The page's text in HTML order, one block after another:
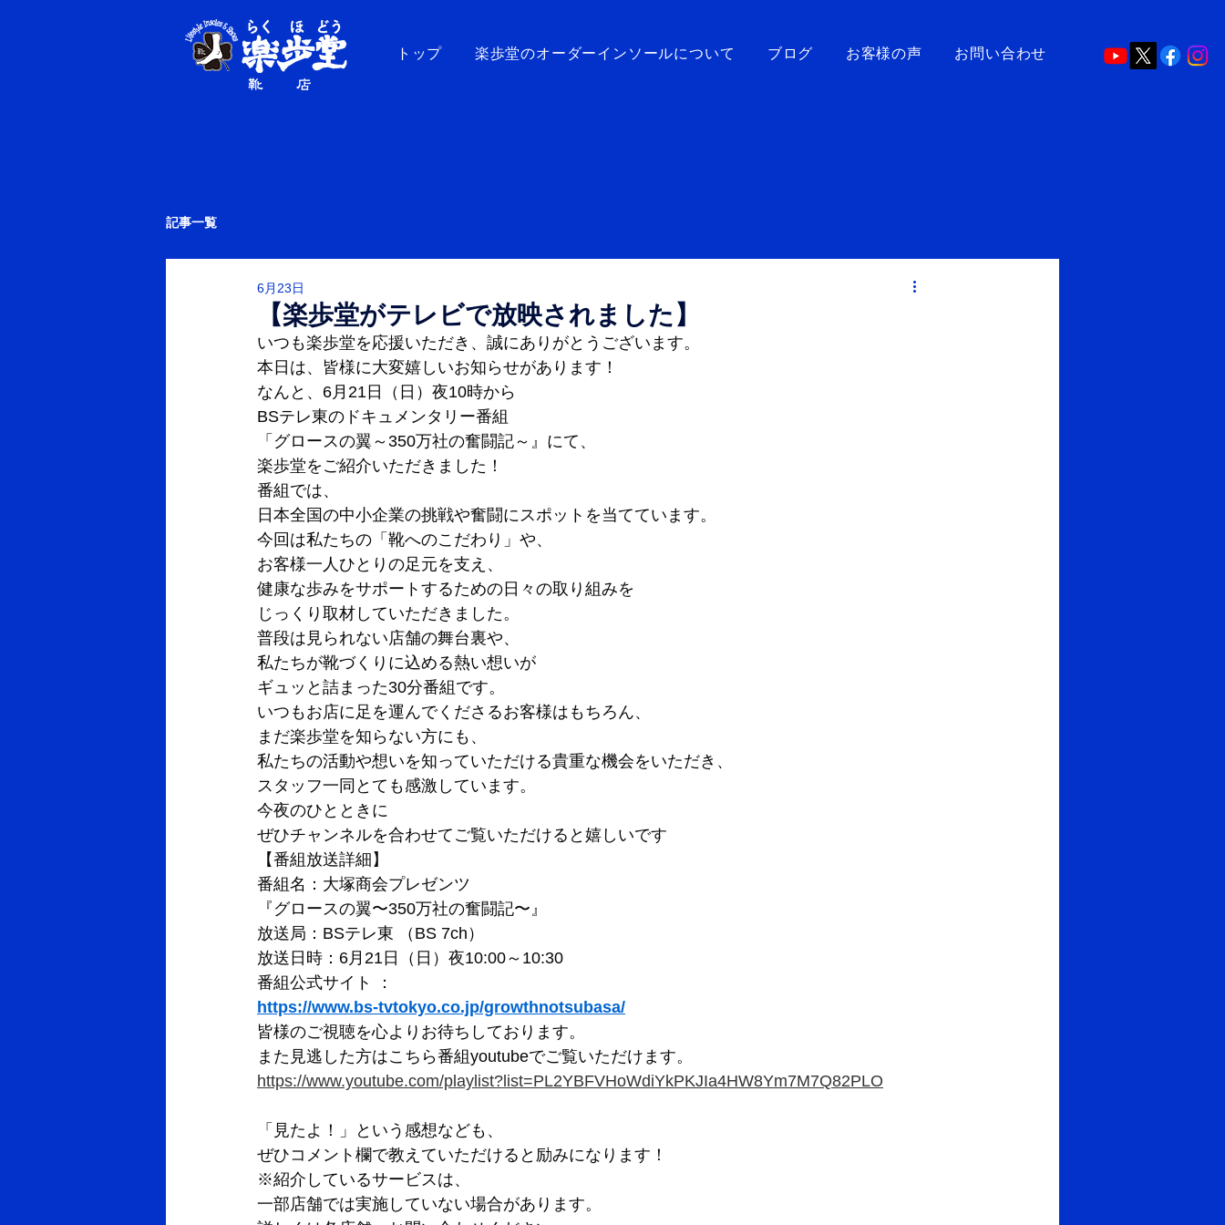
トップ 楽歩堂のオーダーインソールについて ブログ お客様の声 お問い合わせ
記事一覧
【楽歩堂がテレビで放映されました】
6月23日
いつも楽歩堂を応援いただき、誠にありがとうございます。
本日は、皆様に大変嬉しいお知らせがあります！
なんと、6月21日（日）夜10時から
BSテレ東のドキュメンタリー番組
「グロースの翼～350万社の奮闘記～』にて、
楽歩堂をご紹介いただきました！
番組では、
日本全国の中小企業の挑戦や奮闘にスポットを当てています。
今回は私たちの「靴へのこだわり」や、
お客様一人ひとりの足元を支え、
健康な歩みをサポートするための日々の取り組みを
じっくり取材していただきました。
普段は見られない店舗の舞台裏や、
私たちが靴づくりに込める熱い想いが
ギュッと詰まった30分番組です。
いつもお店に足を運んでくださるお客様はもちろん、
まだ楽歩堂を知らない方にも、
私たちの活動や想いを知っていただける貴重な機会をいただき、
スタッフ一同とても感激しています。
今夜のひとときに
ぜひチャンネルを合わせてご覧いただけると嬉しいです
【番組放送詳細】
番組名：大塚商会プレゼンツ
『グロースの翼〜350万社の奮闘記〜』
放送局：BSテレ東 （BS 7ch）
放送日時：6月21日（日）夜10:00～10:30
番組公式サイト ：
https://www.bs-tvtokyo.co.jp/growthnotsubasa/
皆様のご視聴を心よりお待ちしております。
また見逃した方はこちら番組youtubeでご覧いただけます。
https://www.youtube.com/playlist?list=PL2YBFVHoWdiYkPKJIa4HW8Ym7M7Q82PLO
「見たよ！」という感想なども、
ぜひコメント欄で教えていただけると励みになります！
※紹介しているサービスは、
一部店舗では実施していない場合があります。